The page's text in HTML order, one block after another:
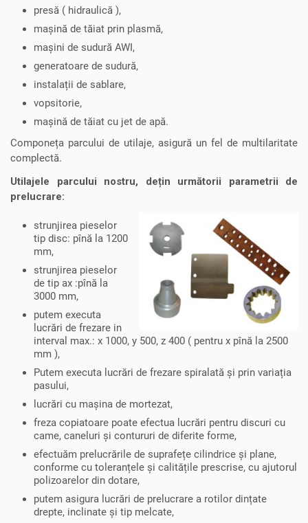
presă ( hidraulică ),
mașină de tăiat prin plasmă,
mașini de sudură AWI,
generatoare de sudură,
instalații de sablare,
vopsitorie,
mașină de tăiat cu jet de apă.
Componeța parcului de utilaje, asigură un fel de multilaritate
complectă.
Utilajele parcului nostru, dețin următorii parametrii de
prelucrare:
strunjirea pieselor
tip disc: pînă la 1200
mm,
strunjirea pieselor
de tip ax :pînă la
3000 mm,
putem executa
lucrări de frezare in
interval max.: x 1000, y 500, z 400 ( pentru x pînă la 2500
mm ),
Putem executa lucrări de frezare spiralată și prin variația
pasului,
lucrări cu mașina de mortezat,
freza copiatoare poate efectua lucrări pentru discuri cu
came, caneluri și contururi de diferite forme,
efectuăm prelucrările de suprafețe cilindrice și plane,
conforme cu toleranțele și calitățile prescrise, cu ajutorul
polizoarelor din dotare,
putem asigura lucrări de prelucrare a rotilor dințate
drepte, inclinate și tip melcate,